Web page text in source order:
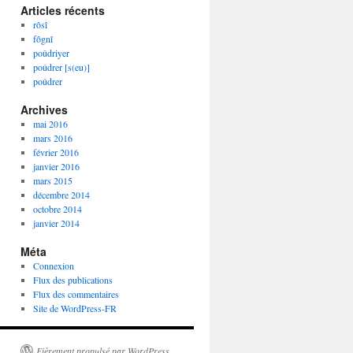
Articles récents
rôsî
fôgnî
poûdriyer
poûdrer [s(eu)]
poûdrer
Archives
mai 2016
mars 2016
février 2016
janvier 2016
mars 2015
décembre 2014
octobre 2014
janvier 2014
Méta
Connexion
Flux des publications
Flux des commentaires
Site de WordPress-FR